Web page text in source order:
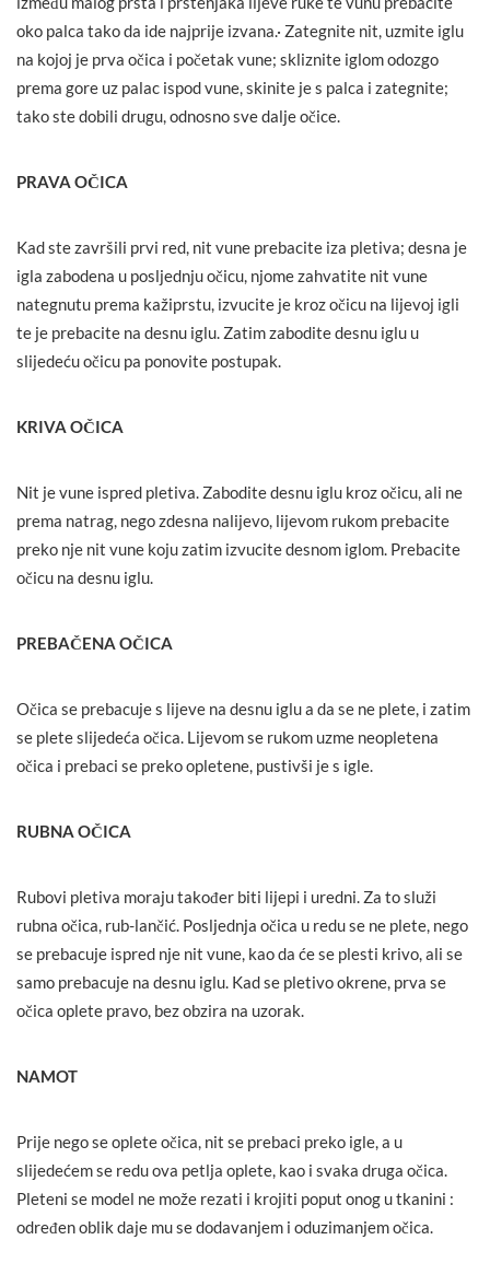
oko palca tako da ide najprije izvana.· Zategnite nit, uzmite iglu
na kojoj je prva očica i početak vune; skliznite iglom odozgo
prema gore uz palac ispod vune, skinite je s palca i zategnite;
tako ste dobili drugu, odnosno sve dalje očice.
PRAVA OČICA
Kad ste završili prvi red, nit vune prebacite iza pletiva; desna je
igla zabodena u posljednju očicu, njome zahvatite nit vune
nategnutu prema kažiprstu, izvucite je kroz očicu na lijevoj igli
te je prebacite na desnu iglu. Zatim zabodite desnu iglu u
slijedeću očicu pa ponovite postupak.
KRIVA OČICA
Nit je vune ispred pletiva. Zabodite desnu iglu kroz očicu, ali ne
prema natrag, nego zdesna nalijevo, lijevom rukom prebacite
preko nje nit vune koju zatim izvucite desnom iglom. Prebacite
očicu na desnu iglu.
PREBAČENA OČICA
Očica se prebacuje s lijeve na desnu iglu a da se ne plete, i zatim
se plete slijedeća očica. Lijevom se rukom uzme neopletena
očica i prebaci se preko opletene, pustivši je s igle.
RUBNA OČICA
Rubovi pletiva moraju također biti lijepi i uredni. Za to služi
rubna očica, rub-lančić. Posljednja očica u redu se ne plete, nego
se prebacuje ispred nje nit vune, kao da će se plesti krivo, ali se
samo prebacuje na desnu iglu. Kad se pletivo okrene, prva se
očica oplete pravo, bez obzira na uzorak.
NAMOT
Prije nego se oplete očica, nit se prebaci preko igle, a u
slijedećem se redu ova petlja oplete, kao i svaka druga očica.
Pleteni se model ne može rezati i krojiti poput onog u tkanini :
određen oblik daje mu se dodavanjem i oduzimanjem očica.